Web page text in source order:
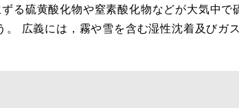
る硫黄酸化物や窒素酸化物などが大気中で
広義には，霧や雪を含む湿性沈着及びガ